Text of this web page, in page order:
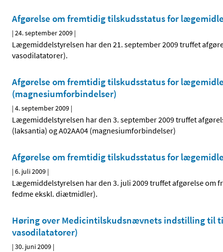
Afgørelse om fremtidig tilskudsstatus for
|24. september 2009 |
Lægemiddelstyrelsen har den 21. september 2009 truffet
vasodilatatorer).
Afgørelse om fremtidig tilskudsstatus for
(magnesiumforbindelser)
|4. september 2009 |
Lægemiddelstyrelsen har den 3. september 2009 truffet
(laksantia) og A02AA04 (magnesiumforbindelser)
Afgørelse om fremtidig tilskudsstatus for
|6. juli 2009 |
Lægemiddelstyrelsen har den 3. juli 2009 truffet afgørelse
fedme ekskl. diætmidler).
Høring over Medicintilskudsnævnets indstilling til
vasodilatatorer)
|30. juni 2009 |